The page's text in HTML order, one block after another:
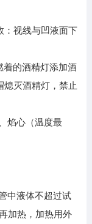
视线与凹液面下
的酒精灯添加酒
熄灭酒精灯，禁止
心（温度最
中液体不超过试
加热，加热用外